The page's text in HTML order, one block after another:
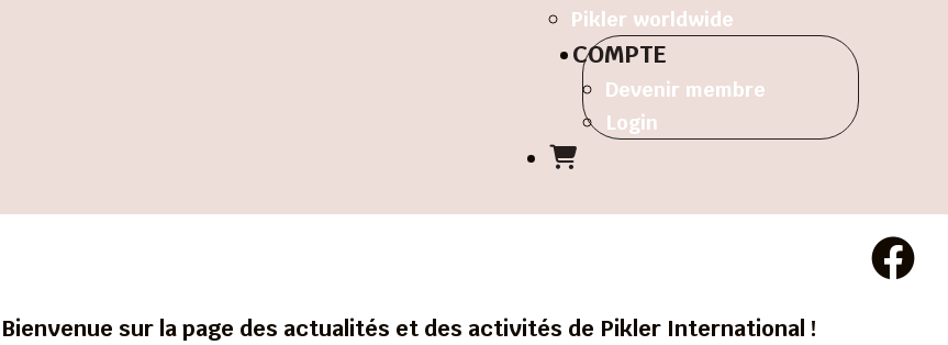
Pikler worldwide
COMPTE
Devenir membre
Login
Bienvenue sur la page des actualités et des activités de Pikler International !